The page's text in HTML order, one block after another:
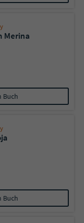
Merina
Buch
Buch